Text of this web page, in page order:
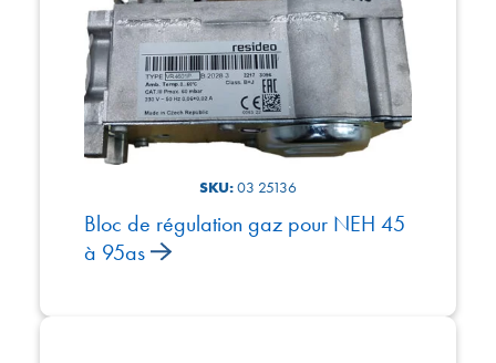
SKU:03 25136
Bloc de régulation gaz pour NEH 45
à 95as